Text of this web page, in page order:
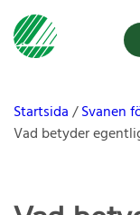
Startsida
Svanen
Vad betyder